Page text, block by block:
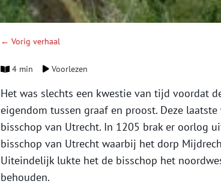
← Vorig verhaal
4 min Voorlezen
Het was slechts een kwestie van tijd voordat
eigendom tussen graaf en proost. Deze
bisschop van Utrecht. In 1205 brak er oorlog
bisschop van Utrecht waarbij het dorp
Uiteindelijk lukte het de bisschop het
behouden.